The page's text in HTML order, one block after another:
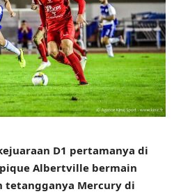
D1 pertamanya di
Albertville bermain
tetangganya Mercury di